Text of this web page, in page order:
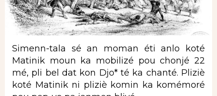
Simenn-tala sé an moman éti anlo koté
Matinik moun ka mobilizé pou chonjé 22
mé, pli bel dat kon Djo* té ka chanté. Pliziè
koté Matinik ni pliziè komin ka komémoré